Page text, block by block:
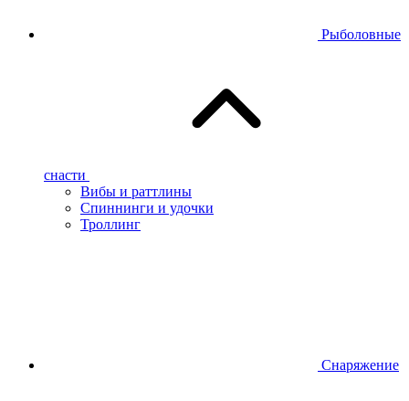
Рыболовные
снасти
Вибы и раттлины
Спиннинги и удочки
Троллинг
Снаряжение